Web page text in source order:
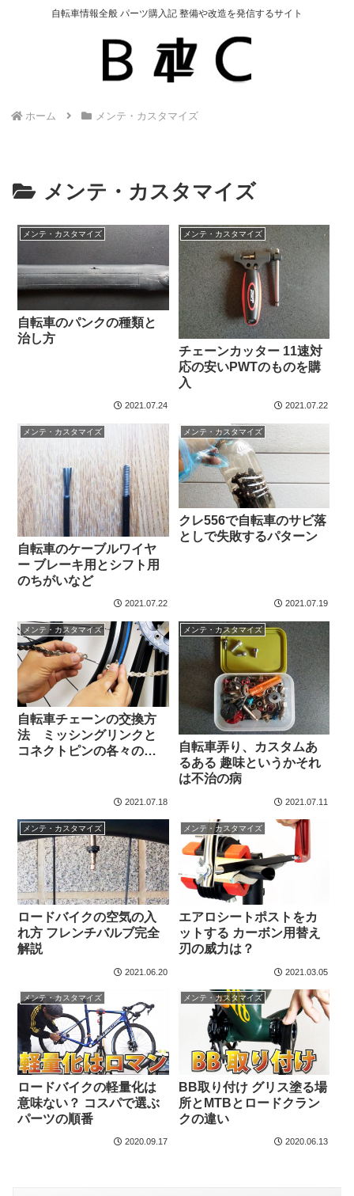
自転車情報全般 パーツ購入記 整備や改造を発信するサイト
ホーム メンテ・カスタマイズ
メンテ・カスタマイズ
メンテ・カスタマイズ
自転車のパンクの種類と
治し方
2021.07.24
メンテ・カスタマイズ
チェーンカッター 11速対
応の安いPWTのものを購
入
2021.07.22
メンテ・カスタマイズ
自転車のケーブルワイヤ
ー ブレーキ用とシフト用
のちがいなど
2021.07.22
メンテ・カスタマイズ
クレ556で自転車のサビ落
としで失敗するパターン
2021.07.19
メンテ・カスタマイズ
自転車チェーンの交換方
法 ミッシングリンクと
コネクトピンの各々の注
2021.07.18
メンテ・カスタマイズ
自転車弄り、カスタムあ
るある 趣味というかそれ
は不治の病
2021.07.11
メンテ・カスタマイズ
ロードバイクの空気の入
れ方 フレンチバルブ完全
解説
2021.06.20
メンテ・カスタマイズ
エアロシートポストをカ
ットする カーボン用替え
刃の威力は？
2021.03.05
メンテ・カスタマイズ
ロードバイクの軽量化は
意味ない？ コスパで選ぶ
パーツの順番
2020.09.17
メンテ・カスタマイズ
BB取り付け グリス塗る場
所とMTBとロードクラン
クの違い
2020.06.13